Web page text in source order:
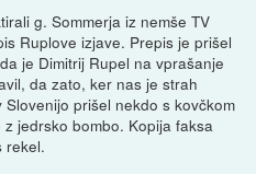
g. Sommerja iz nemše TV
Ruplove izjave. Prepis je prišel
je Dimitrij Rupel na vprašanje
da zato, ker nas je strah
prišel nekdo s kovčkom
jedrsko bombo. Kopija faksa
rekel.